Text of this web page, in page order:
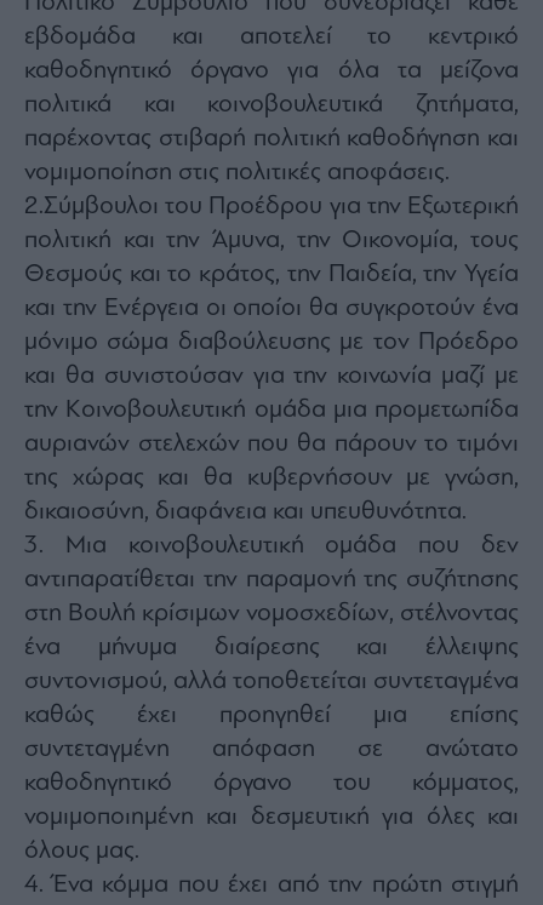
εβδομάδα και αποτελεί το κεντρικό
καθοδηγητικό όργανο για όλα τα μείζονα
πολιτικά και κοινοβουλευτικά ζητήματα,
παρέχοντας στιβαρή πολιτική καθοδήγηση και
νομιμοποίηση στις πολιτικές αποφάσεις.
2.Σύμβουλοι του Προέδρου για την Εξωτερική
πολιτική και την Άμυνα, την Οικονομία, τους
Θεσμούς και το κράτος, την Παιδεία, την Υγεία
και την Ενέργεια οι οποίοι θα συγκροτούν ένα
μόνιμο σώμα διαβούλευσης με τον Πρόεδρο
και θα συνιστούσαν για την κοινωνία μαζί με
την Κοινοβουλευτική ομάδα μια προμετωπίδα
αυριανών στελεχών που θα πάρουν το τιμόνι
της χώρας και θα κυβερνήσουν με γνώση,
δικαιοσύνη, διαφάνεια και υπευθυνότητα.
3. Μια κοινοβουλευτική ομάδα που δεν
αντιπαρατίθεται την παραμονή της συζήτησης
στη Βουλή κρίσιμων νομοσχεδίων, στέλνοντας
ένα μήνυμα διαίρεσης και έλλειψης
συντονισμού, αλλά τοποθετείται συντεταγμένα
καθώς έχει προηγηθεί μια επίσης
συντεταγμένη απόφαση σε ανώτατο
καθοδηγητικό όργανο του κόμματος,
νομιμοποιημένη και δεσμευτική για όλες και
όλους μας.
4. Ένα κόμμα που έχει από την πρώτη στιγμή